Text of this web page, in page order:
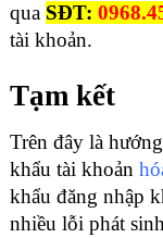
qua SĐT:
tài khoản.
Tạm kết
Trên đây là
khẩu tài khoản
khẩu đăng nhập
nhiều lỗi phát